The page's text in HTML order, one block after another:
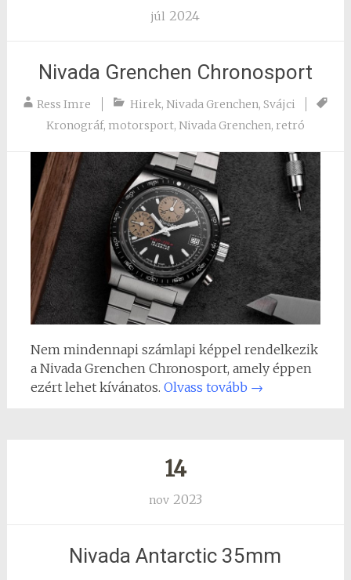
júl 2024
Nivada Grenchen Chronosport
Ress Imre Hirek, Nivada Grenchen, Svájci
Kronográf, motorsport, Nivada Grenchen, retró
Nem mindennapi számlapi képpel rendelkezik
a Nivada Grenchen Chronosport, amely éppen
ezért lehet kívánatos. Olvass tovább →
14
nov 2023
Nivada Antarctic 35mm